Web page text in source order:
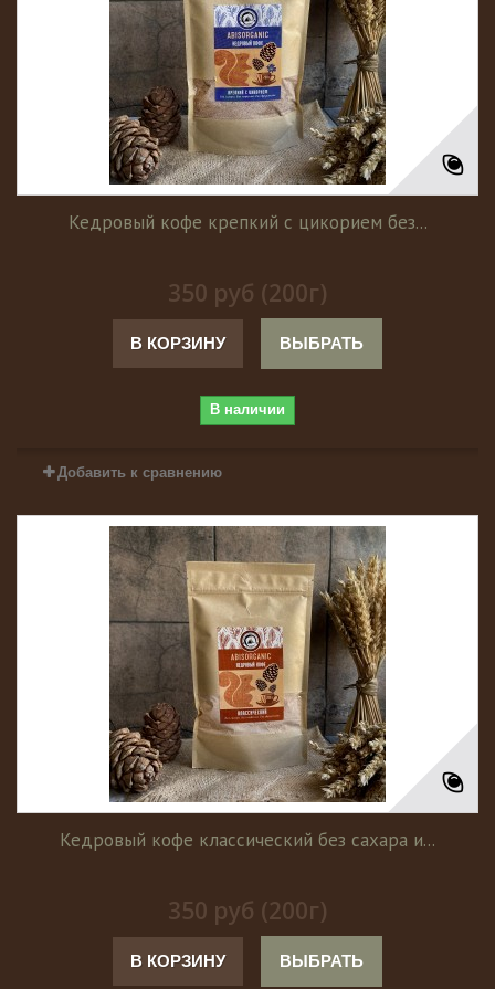
Кедровый кофе крепкий с цикорием без...
350 руб (200г)
В КОРЗИНУ ВЫБРАТЬ
В наличии
Добавить к сравнению
Кедровый кофе классический без сахара и...
350 руб (200г)
В КОРЗИНУ ВЫБРАТЬ